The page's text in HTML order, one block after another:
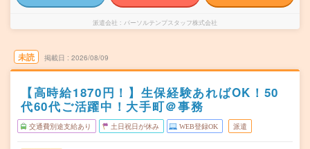
派遣会社 パーソルテンプスタッフ株式会社
未読 掲載日 2026/08/09
【高時給1870円！】生保経験あればOK！50
代60代ご活躍中！大手町＠事務
交通費別途支給あり 土日祝日が休み WEB登録OK 派遣